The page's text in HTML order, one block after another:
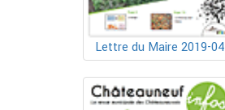
Lettre du Maire 2019-04